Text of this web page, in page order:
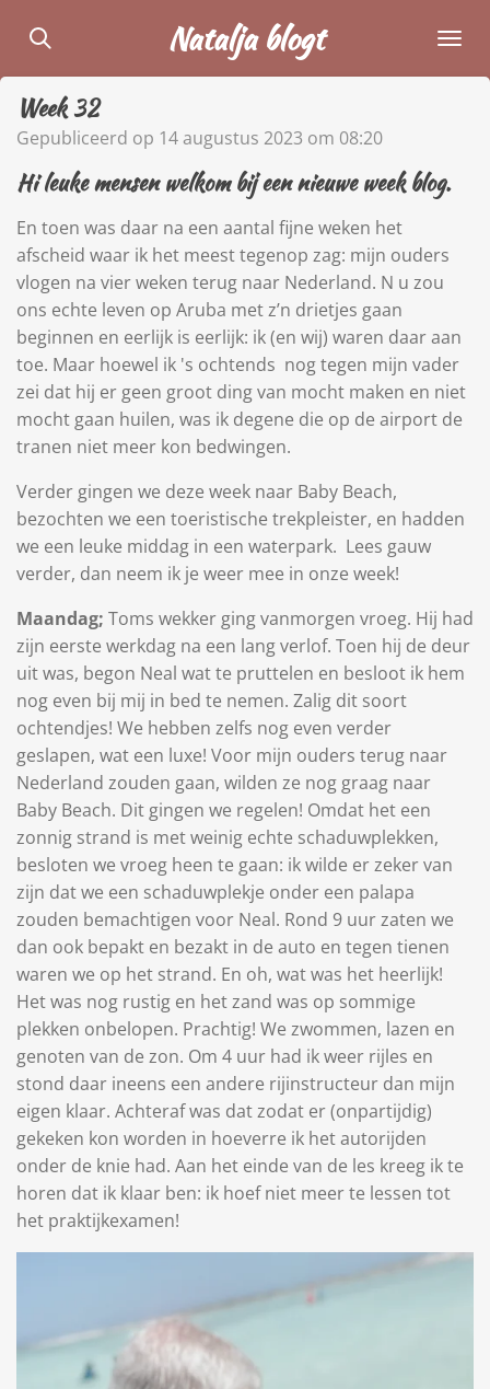
direct
naar
de
hoofdinhoud
Natalja blogt
Week 32
Gepubliceerd op 14 augustus 2023 om 08:20
Hi leuke mensen welkom bij een nieuwe week blog.
En toen was daar na een aantal fijne weken het
afscheid waar ik het meest tegenop zag: mijn ouders
vlogen na vier weken terug naar Nederland. N u zou
ons echte leven op Aruba met z’n drietjes gaan
beginnen en eerlijk is eerlijk: ik (en wij) waren daar aan
toe. Maar hoewel ik 's ochtends nog tegen mijn vader
zei dat hij er geen groot ding van mocht maken en niet
mocht gaan huilen, was ik degene die op de airport de
tranen niet meer kon bedwingen.
Verder gingen we deze week naar Baby Beach,
bezochten we een toeristische trekpleister, en hadden
we een leuke middag in een waterpark. Lees gauw
verder, dan neem ik je weer mee in onze week!
Maandag; Toms wekker ging vanmorgen vroeg. Hij had
zijn eerste werkdag na een lang verlof. Toen hij de deur
uit was, begon Neal wat te pruttelen en besloot ik hem
nog even bij mij in bed te nemen. Zalig dit soort
ochtendjes! We hebben zelfs nog even verder
geslapen, wat een luxe! Voor mijn ouders terug naar
Nederland zouden gaan, wilden ze nog graag naar
Baby Beach. Dit gingen we regelen! Omdat het een
zonnig strand is met weinig echte schaduwplekken,
besloten we vroeg heen te gaan: ik wilde er zeker van
zijn dat we een schaduwplekje onder een palapa
zouden bemachtigen voor Neal. Rond 9 uur zaten we
dan ook bepakt en bezakt in de auto en tegen tienen
waren we op het strand. En oh, wat was het heerlijk!
Het was nog rustig en het zand was op sommige
plekken onbelopen. Prachtig! We zwommen, lazen en
genoten van de zon. Om 4 uur had ik weer rijles en
stond daar ineens een andere rijinstructeur dan mijn
eigen klaar. Achteraf was dat zodat er (onpartijdig)
gekeken kon worden in hoeverre ik het autorijden
onder de knie had. Aan het einde van de les kreeg ik te
horen dat ik klaar ben: ik hoef niet meer te lessen tot
het praktijkexamen!